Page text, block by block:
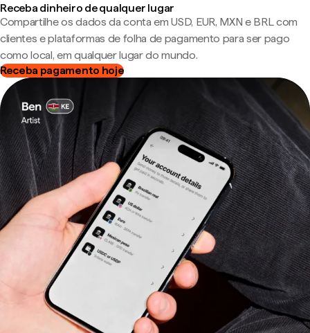
Receba dinheiro de qualquer lugar
Compartilhe os dados da conta em USD, EUR, MXN e BRL com
clientes e plataformas de folha de pagamento para ser pago
como local, em qualquer lugar do mundo.
Receba pagamento hoje